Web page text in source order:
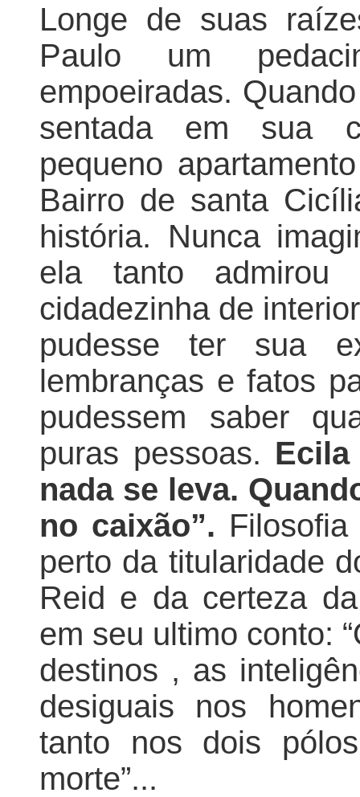
Longe de suas
Paulo um
empoeiradas.
sentada em sua
pequeno
Bairro de santa
história. Nunca
ela tanto admirou
cidadezinha de
pudesse ter sua
lembranças e fatos
pudessem saber
puras pessoas.
nada se leva.
no caixão”.
perto da titularidade
Reid e da certeza
em seu ultimo conto:
destinos , as
desiguais nos
tanto nos dois
morte”...